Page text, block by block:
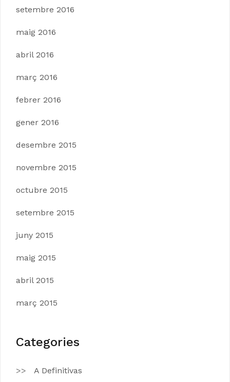
setembre 2016
maig 2016
abril 2016
març 2016
febrer 2016
gener 2016
desembre 2015
novembre 2015
octubre 2015
setembre 2015
juny 2015
maig 2015
abril 2015
març 2015
Categories
A Definitivas